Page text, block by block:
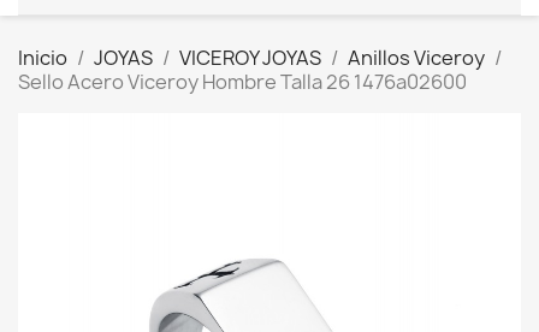
Inicio JOYAS VICEROY JOYAS
Anillos Viceroy
Sello Acero Viceroy Hombre Talla 26 1476a02600